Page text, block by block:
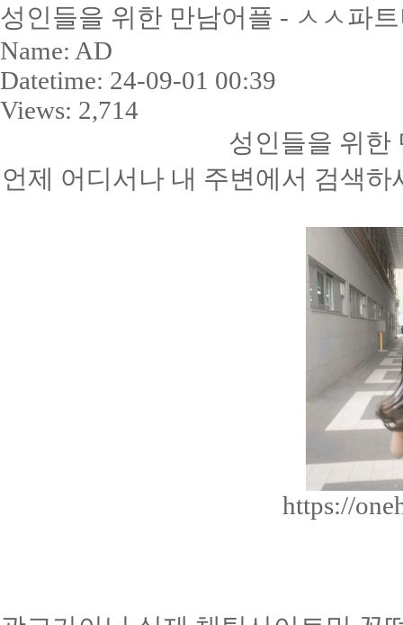
성인들을 위한 만남어플 - ㅅㅅ파
Name: AD
Datetime: 24-09-01 00:39
Views: 2,714
성인들을 위한
언제 어디서나 내 주변에서 검색
https://